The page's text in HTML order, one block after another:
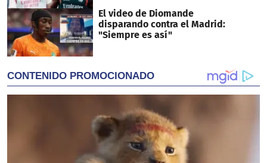
El video de Diomande
disparando contra el Madrid:
"Siempre es así"